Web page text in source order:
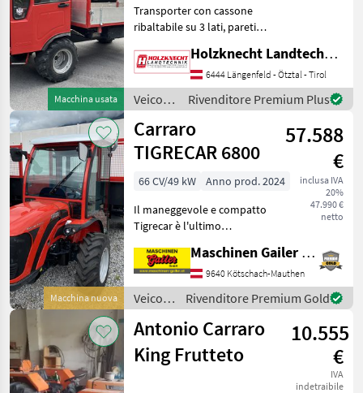
SCEGLI
CATEGORIA
Carraro
Mercedes
Reform
Aebi
Lindner
Caron
Mostra
tutti
16
MARKETPLACE
Marketplace
Offerte dei
rivenditori
Annunci
Macchina usata
Transporter con cassone
ribaltabile su 3 lati, pareti di
Cabina chiusa, versione 40
km/h Pneumatici larghi
anteriori e posteriori Albero
card
Holzknecht Landtechnik GmbH.
6444 Längenfeld - Ötztal - Tirol
Veicoli
agricoli
a
motore
/
Carraro
Rivenditore Premium Plus
Macchina nuova
Carraro
TIGRECAR 6800
57.588
€
inclusa IVA
20%
47.990 €
netto
66 CV/49 kW
Anno prod. 2024
Il maneggevole e compatto
Tigrecar è l'ultimo
prestazioni di Antonio
Carraro. Oltre ad un nuovo
stile slanciato, offre al
conducente una posiz
Maschinen Gailer GmbH
9640 Kötschach-Mauthen
Veicoli
agricoli
a
motore
/
Rivenditore Premium Gold
Antonio Carraro
King Frutteto
10.555
€
IVA
indetraibile